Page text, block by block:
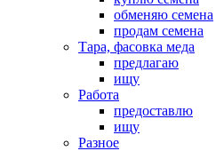
обменяю семена
продам семена
Тара, фасовка меда
предлагаю
ищу
Работа
предоставлю
ищу
Разное